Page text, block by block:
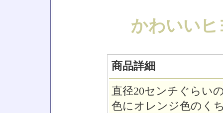
かわいい
商品詳細
直径20センチぐらい
色にオレンジ色のく